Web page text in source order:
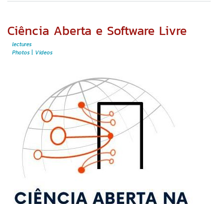
Ciência Aberta e Software Livre
lectures
Photos
Videos